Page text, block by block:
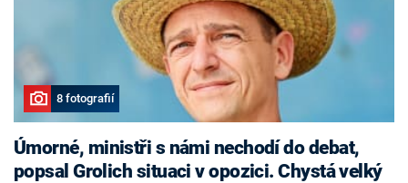
8 fotografií
Úmorné, ministři s námi nechodí do debat,
popsal Grolich situaci v opozici. Chystá velký